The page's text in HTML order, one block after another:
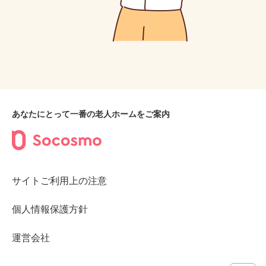
あなたにとって一番の老人ホームをご案内
サイトご利用上の注意
個人情報保護方針
運営会社